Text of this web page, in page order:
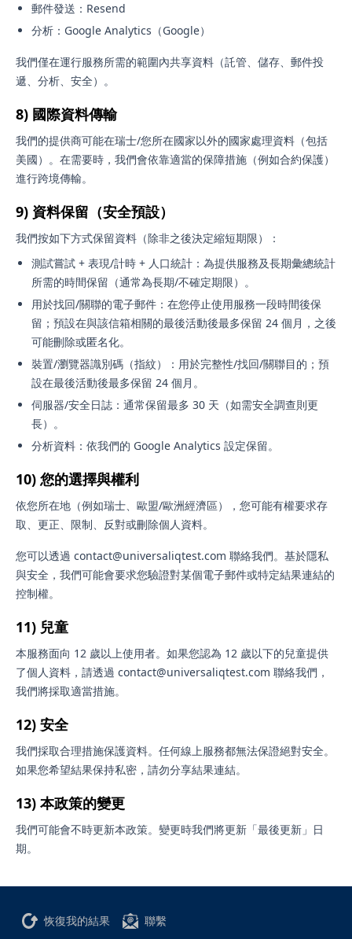
郵件發送：Resend
分析：Google Analytics（Google）
我們僅在運行服務所需的範圍內共享資料（託管、儲存、郵件投
遞、分析、安全）。
8) 國際資料傳輸
我們的提供商可能在瑞士/您所在國家以外的國家處理資料（包括
美國）。在需要時，我們會依靠適當的保障措施（例如合約保護）
進行跨境傳輸。
9) 資料保留（安全預設）
我們按如下方式保留資料（除非之後決定縮短期限）：
測試嘗試 + 表現/計時 + 人口統計：為提供服務及長期彙總統計
所需的時間保留（通常為長期/不確定期限）。
用於找回/關聯的電子郵件：在您停止使用服務一段時間後保
留；預設在與該信箱相關的最後活動後最多保留 24 個月，之後
可能刪除或匿名化。
裝置/瀏覽器識別碼（指紋）：用於完整性/找回/關聯目的；預
設在最後活動後最多保留 24 個月。
伺服器/安全日誌：通常保留最多 30 天（如需安全調查則更
長）。
分析資料：依我們的 Google Analytics 設定保留。
10) 您的選擇與權利
依您所在地（例如瑞士、歐盟/歐洲經濟區），您可能有權要求存
取、更正、限制、反對或刪除個人資料。
您可以透過 contact@universaliqtest.com 聯絡我們。基於隱私
與安全，我們可能會要求您驗證對某個電子郵件或特定結果連結的
控制權。
11) 兒童
本服務面向 12 歲以上使用者。如果您認為 12 歲以下的兒童提供
了個人資料，請透過 contact@universaliqtest.com 聯絡我們，
我們將採取適當措施。
12) 安全
我們採取合理措施保護資料。任何線上服務都無法保證絕對安全。
如果您希望結果保持私密，請勿分享結果連結。
13) 本政策的變更
我們可能會不時更新本政策。變更時我們將更新「最後更新」日
期。
恢復我的結果 聯繫